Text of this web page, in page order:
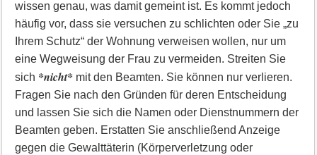
wissen genau, was damit gemeint ist. Es kommt jedoch
häufig vor, dass sie versuchen zu schlichten oder Sie „zu
Ihrem Schutz“ der Wohnung verweisen wollen, nur um
eine Wegweisung der Frau zu vermeiden. Streiten Sie
sich *nicht*mit den Beamten. Sie können nur verlieren.
Fragen Sie nach den Gründen für deren Entscheidung
und lassen Sie sich die Namen oder Dienstnummern der
Beamten geben. Erstatten Sie anschließend Anzeige
gegen die Gewalttäterin (Körperverletzung oder